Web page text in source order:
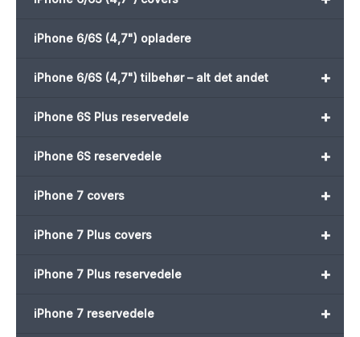
iPhone 6/6S (4,7") opladere
+
iPhone 6/6S (4,7") tilbehør – alt det andet
+
iPhone 6S Plus reservedele
+
iPhone 6S reservedele
+
iPhone 7 covers
+
iPhone 7 Plus covers
+
iPhone 7 Plus reservedele
+
iPhone 7 reservedele